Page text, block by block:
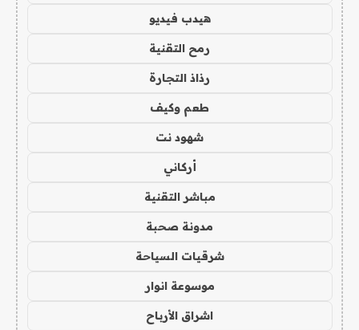
هيدب فيديو
رمح التقنية
رذاذ التجارة
طعم وكيف
شهود نت
أركاني
مباشر التقنية
مدونة صحبة
شرقيات السياحة
موسوعة انوار
اشراق الأرباح